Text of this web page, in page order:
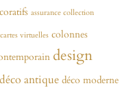
assurance collection
cartes virtuelles colonnes
design
déco antique déco moderne